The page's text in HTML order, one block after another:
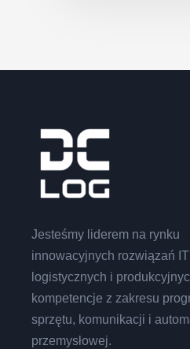
Jesteśmy liderem na rynku
innowacyjnych rozwiązań
logistycznych i
kompetencje z zakresu
sprzętu, komunikacji i
przemysłowej.